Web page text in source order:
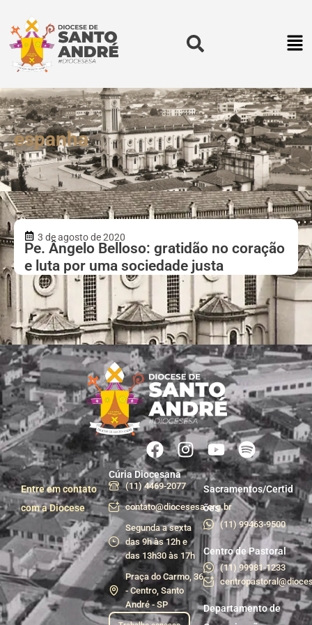
espanha
3 de agosto de 2020
Pe. Ângelo Belloso: gratidão no coração
e luta por uma sociedade justa
Entre em contato
com a Diocese
Cúria Diocesana
(11) 4469-2077
contato@diocesesa.org.br
Segunda a sexta
das 9h às 12h e
das 13h30 às 17h
Praça do Carmo, 36
- Centro, Santo
André - SP
Sacramentos/Certid
ões
(11) 99463-9500
Centro de Pastoral
(11) 99981-1233
Departamento de